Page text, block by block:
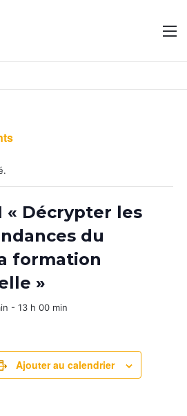
« Décrypter les
du
formation
»
- 13 h 00 min
Ajouter au calendrier